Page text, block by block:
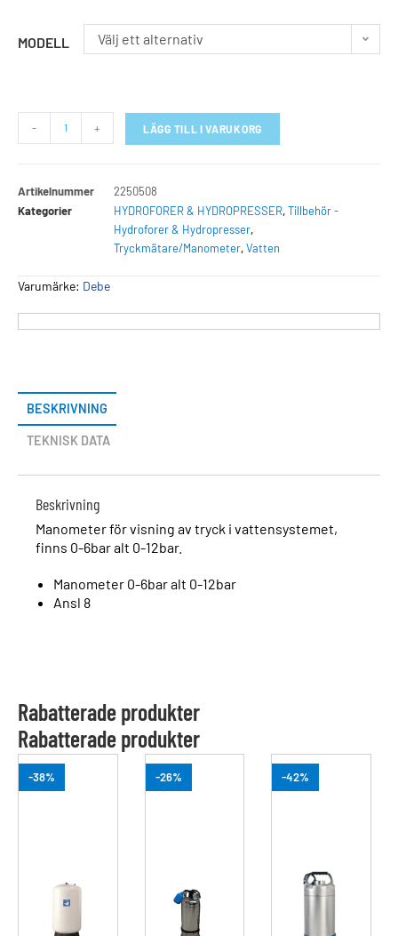
MODELL Välj ett alternativ
- + LÄGG TILL I VARUKORG
Artikelnummer
2250508
Kategorier
HYDROFORER & HYDROPRESSER,Tillbehör -
Hydroforer & Hydropresser,
Tryckmätare/Manometer,Vatten
Varumärke: Debe
BESKRIVNING
TEKNISK DATA
Beskrivning
Manometer för visning av tryck i vattensystemet,
finns 0-6bar alt 0-12bar.
Manometer 0-6bar alt 0-12bar
Ansl 8
Rabatterade produkter
Rabatterade produkter
-38% -26% -42%